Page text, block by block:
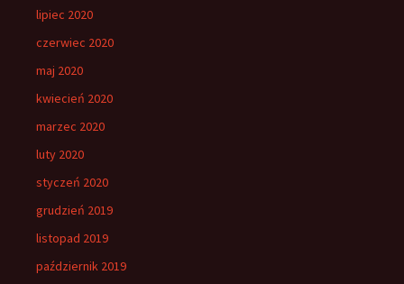
lipiec 2020
czerwiec 2020
maj 2020
kwiecień 2020
marzec 2020
luty 2020
styczeń 2020
grudzień 2019
listopad 2019
październik 2019